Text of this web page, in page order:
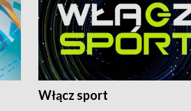
Włącz sport